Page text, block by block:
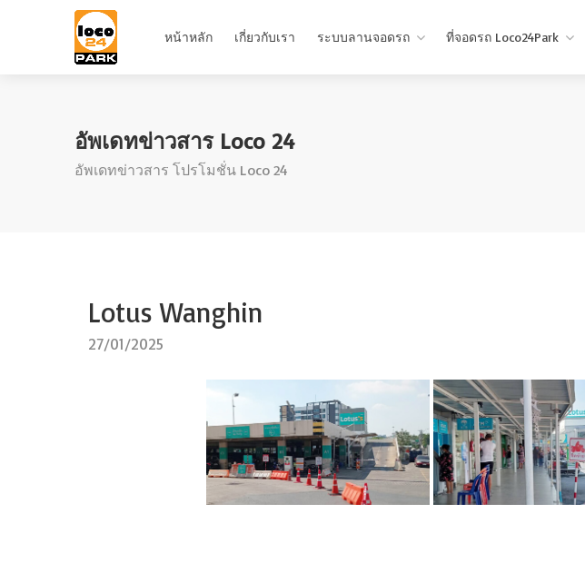
หน้าหลัก เกี่ยวกับเรา ระบบลานจอดรถ ที่จอดรถ Loco24Park
อัพเดทข่าวสาร Loco 24
อัพเดทข่าวสาร โปรโมชั่น Loco 24
Lotus Wanghin
27/01/2025